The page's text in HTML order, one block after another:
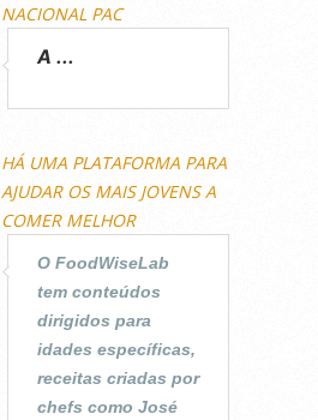
NACIONAL PAC
A ...
HÁ UMA PLATAFORMA PARA
AJUDAR OS MAIS JOVENS A
COMER MELHOR
O FoodWiseLab
tem conteúdos
dirigidos para
idades específicas,
receitas criadas por
chefs como José